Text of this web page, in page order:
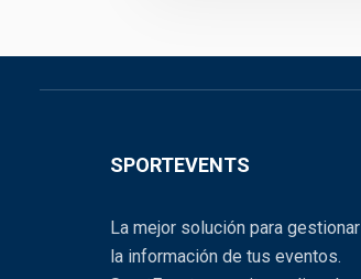
SPORTEVENTS
La mejor solución para gestionar
la información de tus eventos.